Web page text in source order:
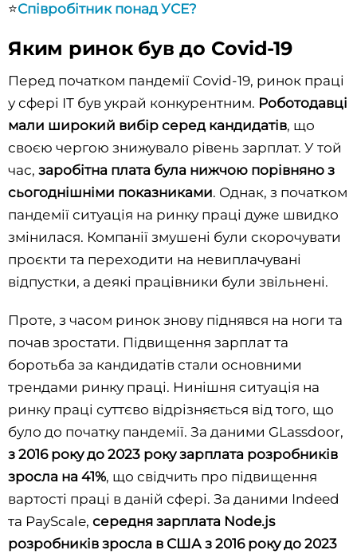
⭐Співробітник понад УСЕ?
Яким ринок був до Covid-19
Перед початком пандемії Covid-19, ринок праці
у сфері ІТ був украй конкурентним. Роботодавці
мали широкий вибір серед кандидатів, що
своєю чергою знижувало рівень зарплат. У той
час, заробітна плата була нижчою порівняно з
сьогоднішніми показниками. Однак, з початком
пандемії ситуація на ринку праці дуже швидко
змінилася. Компанії змушені були скорочувати
проєкти та переходити на невиплачувані
відпустки, а деякі працівники були звільнені.
Проте, з часом ринок знову піднявся на ноги та
почав зростати. Підвищення зарплат та
боротьба за кандидатів стали основними
трендами ринку праці. Нинішня ситуація на
ринку праці суттєво відрізняється від того, що
було до початку пандемії. За даними GLassdoor,
з 2016 року до 2023 року зарплата розробників
зросла на 41%, що свідчить про підвищення
вартості праці в даній сфері. За даними Indeed
та PayScale, середня зарплата Node.js
розробників зросла в США з 2016 року до 2023